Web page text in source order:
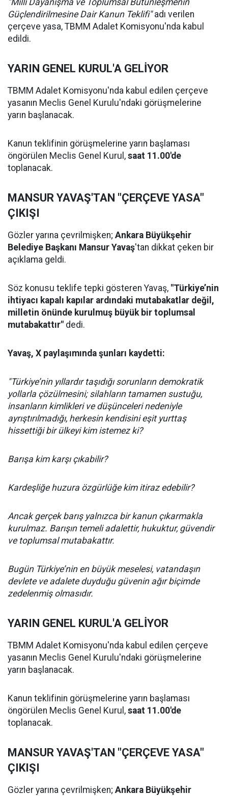
"Milli Dayanışma ve Toplumsal Bütünleşmenin
Güçlendirilmesine Dair Kanun Teklifi"adı verilen
çerçeve yasa, TBMM Adalet Komisyonu'nda kabul
edildi.
YARIN GENEL KURUL'A GELİYOR
TBMM Adalet Komisyonu'nda kabul edilen çerçeve
yasanın Meclis Genel Kurulu'ndaki görüşmelerine
yarın başlanacak.
Kanun teklifinin görüşmelerine yarın başlaması
öngörülen Meclis Genel Kurul, saat 11.00'de
toplanacak.
MANSUR YAVAŞ'TAN "ÇERÇEVE YASA"
ÇIKIŞI
Gözler yarına çevrilmişken; Ankara Büyükşehir
Belediye Başkanı Mansur Yavaş'tan dikkat çeken bir
açıklama geldi.
Söz konusu teklife tepki gösteren Yavaş, "Türkiye’nin
ihtiyacı kapalı kapılar ardındaki mutabakatlar değil,
milletin önünde kurulmuş büyük bir toplumsal
mutabakattır" dedi.
Yavaş, X paylaşımında şunları kaydetti:
"Türkiye’nin yıllardır taşıdığı sorunların demokratik
yollarla çözülmesini; silahların tamamen sustuğu,
insanların kimlikleri ve düşünceleri nedeniyle
ayrıştırılmadığı, herkesin kendisini eşit yurttaş
hissettiği bir ülkeyi kim istemez ki?
Barışa kim karşı çıkabilir?
Kardeşliğe huzura özgürlüğe kim itiraz edebilir?
Ancak gerçek barış yalnızca bir kanun çıkarmakla
kurulmaz. Barışın temeli adalettir, hukuktur, güvendir
ve toplumsal mutabakattır.
Bugün Türkiye’nin en büyük meselesi, vatandaşın
devlete ve adalete duyduğu güvenin ağır biçimde
zedelenmiş olmasıdır.
YARIN GENEL KURUL'A GELİYOR
TBMM Adalet Komisyonu'nda kabul edilen çerçeve
yasanın Meclis Genel Kurulu'ndaki görüşmelerine
yarın başlanacak.
Kanun teklifinin görüşmelerine yarın başlaması
öngörülen Meclis Genel Kurul, saat 11.00'de
toplanacak.
MANSUR YAVAŞ'TAN "ÇERÇEVE YASA"
ÇIKIŞI
Gözler yarına çevrilmişken; Ankara Büyükşehir